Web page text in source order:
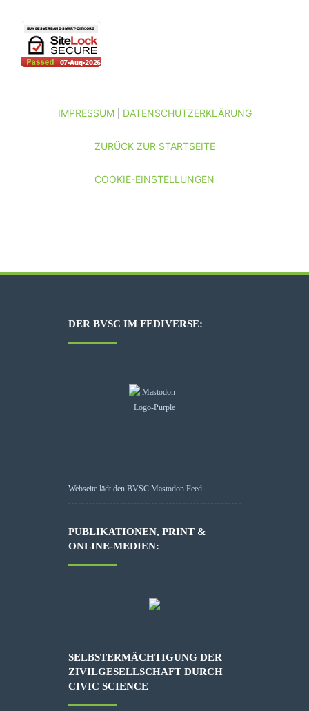
IMPRESSUM| DATENSCHUTZERKLÄRUNG
ZURÜCK ZUR STARTSEITE
COOKIE-EINSTELLUNGEN
DER BVSC IM FEDIVERSE:
Webseite lädt den BVSC Mastodon Feed...
PUBLIKATIONEN, PRINT &
ONLINE-MEDIEN:
SELBSTERMÄCHTIGUNG DER
ZIVILGESELLSCHAFT DURCH
CIVIC SCIENCE